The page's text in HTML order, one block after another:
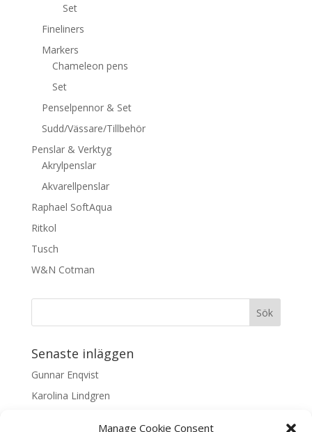
Manage Cookie Consent
Set
Fineliners
Markers
Chameleon pens
Set
Penselpennor & Set
Sudd/Vässare/Tillbehör
Penslar & Verktyg
Akrylpenslar
Akvarellpenslar
Raphael SoftAqua
Ritkol
Tusch
W&N Cotman
Senaste inläggen
Gunnar Enqvist
Karolina Lindgren